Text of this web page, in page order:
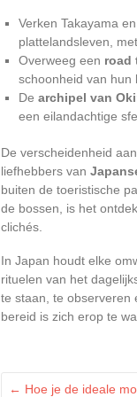
Verken Takayama
plattelandsleven,
Overweeg een road
schoonheid van hun
De archipel van
een eilandachtige
De verscheidenheid aan
liefhebbers van
buiten de toeristische
de bossen, is het
clichés.
In Japan houdt elke
rituelen van het
te staan, te observeren
bereid is zich erop te
← Hoe je de ideale